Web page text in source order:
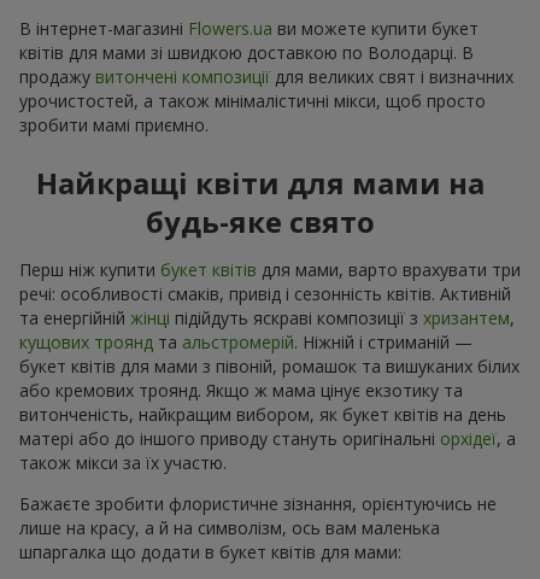
В інтернет-магазині Flowers.ua ви можете купити букет
квітів для мами зі швидкою доставкою по Володарці. В
продажу витончені композиції для великих свят і визначних
урочистостей, а також мінімалістичні мікси, щоб просто
зробити мамі приємно.
Найкращі квіти для мами на
будь-яке свято
Перш ніж купити букет квітів для мами, варто врахувати три
речі: особливості смаків, привід і сезонність квітів. Активній
та енергійній жінці підійдуть яскраві композиції з хризантем,
кущових троянд та альстромерій. Ніжній і стриманій —
букет квітів для мами з півоній, ромашок та вишуканих білих
або кремових троянд. Якщо ж мама цінує екзотику та
витонченість, найкращим вибором, як букет квітів на день
матері або до іншого приводу стануть оригінальні орхідеї, а
також мікси за їх участю.
Бажаєте зробити флористичне зізнання, орієнтуючись не
лише на красу, а й на символізм, ось вам маленька
шпаргалка що додати в букет квітів для мами: